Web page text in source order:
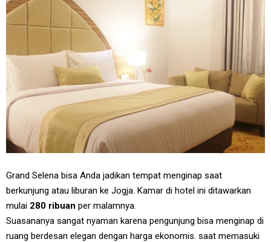
Grand Selena bisa Anda jadikan tempat menginap saat
berkunjung atau liburan ke Jogja. Kamar di hotel ini ditawarkan
mulai 280 ribuan per malamnya.
Suasananya sangat nyaman karena pengunjung bisa menginap di
ruang berdesan elegan dengan harga ekonomis. saat memasuki